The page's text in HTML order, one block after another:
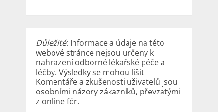
Důležité: Informace a údaje na této
webové stránce nejsou určeny k
nahrazení odborné lékařské péče a
léčby. Výsledky se mohou lišit.
Komentáře a zkušenosti uživatelů jsou
osobními názory zákazníků, převzatými
z online fór.